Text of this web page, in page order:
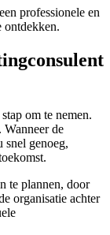
professionele en
ontdekken.
om te nemen.
de
snel genoeg,
te plannen, door
organisatie achter